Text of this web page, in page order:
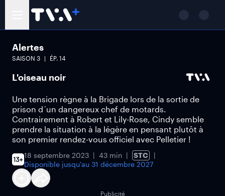
Alertes
SAISON 3 ÉP. 14
L'oiseau noir
Une tension règne à la Brigade lors de la sortie de
prison d´un dangereux chef de motards.
Contrairement à Robert et Lily-Rose, Cindy semble
prendre la situation à la légère en pensant plutôt à
son premier rendez-vous officiel avec Pelletier !
18 septembre 2023 43 min
STC
Disponible jusqu'au 31 décembre 2027
Publicité